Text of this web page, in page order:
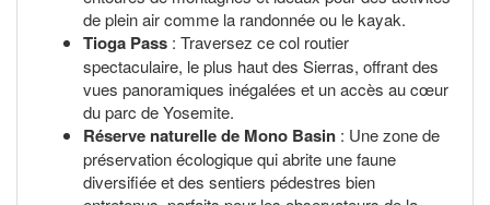
de plein air comme la randonnée ou le kayak.
Tioga Pass : Traversez ce col routier
spectaculaire, le plus haut des Sierras, offrant des
vues panoramiques inégalées et un accès au cœur
du parc de Yosemite.
Réserve naturelle de Mono Basin : Une zone de
préservation écologique qui abrite une faune
diversifiée et des sentiers pédestres bien